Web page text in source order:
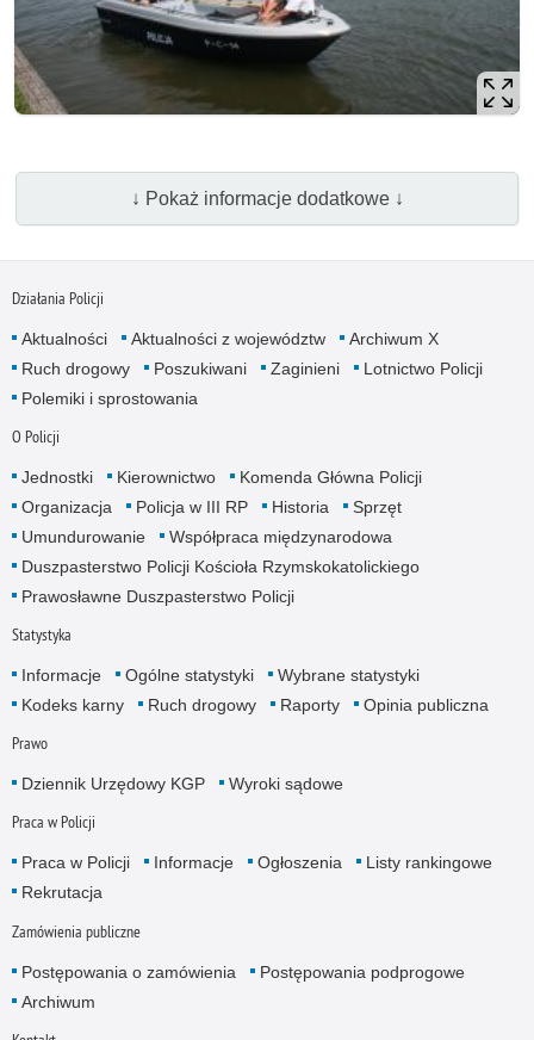
↓ Pokaż informacje dodatkowe ↓
Działania Policji
Aktualności Aktualności z województw
Archiwum X
Ruch drogowy
Poszukiwani Zaginieni
Lotnictwo Policji
Polemiki i sprostowania
O Policji
Jednostki Kierownictwo
Komenda Główna Policji
Organizacja
Policja w III RP Historia
Sprzęt
Umundurowanie
Współpraca międzynarodowa
Duszpasterstwo Policji Kościoła Rzymskokatolickiego
Prawosławne Duszpasterstwo Policji
Statystyka
Informacje Ogólne statystyki
Wybrane statystyki
Kodeks karny
Ruch drogowy Raporty Opinia publiczna
Prawo
Dziennik Urzędowy KGP Wyroki sądowe
Praca w Policji
Praca w Policji Informacje Ogłoszenia
Listy rankingowe
Rekrutacja
Zamówienia publiczne
Postępowania o zamówienia
Postępowania podprogowe
Archiwum